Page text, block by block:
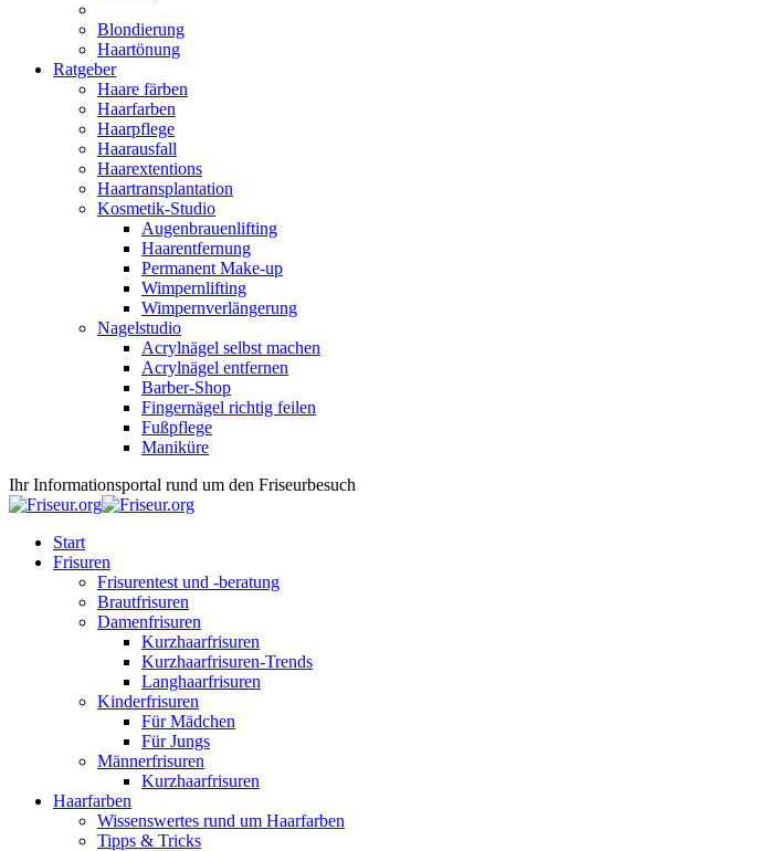
Blondierung
Haartönung
Ratgeber
Haare färben
Haarfarben
Haarpflege
Haarausfall
Haarextentions
Haartransplantation
Kosmetik-Studio
Augenbrauenlifting
Haarentfernung
Permanent Make-up
Wimpernlifting
Wimpernverlängerung
Nagelstudio
Acrylnägel selbst machen
Acrylnägel entfernen
Barber-Shop
Fingernägel richtig feilen
Fußpflege
Maniküre
Ihr Informationsportal rund um den Friseurbesuch
Start
Frisuren
Frisurentest und -beratung
Brautfrisuren
Damenfrisuren
Kurzhaarfrisuren
Kurzhaarfrisuren-Trends
Langhaarfrisuren
Kinderfrisuren
Für Mädchen
Für Jungs
Männerfrisuren
Kurzhaarfrisuren
Haarfarben
Wissenswertes rund um Haarfarben
Tipps & Tricks